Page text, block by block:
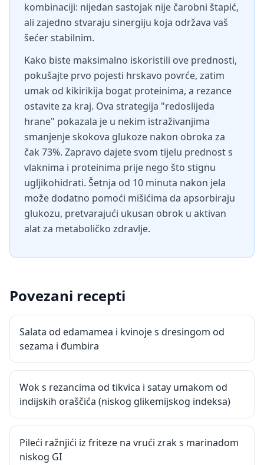
kombinaciji: nijedan sastojak nije čarobni štapić,
ali zajedno stvaraju sinergiju koja održava vaš
šećer stabilnim.
Kako biste maksimalno iskoristili ove prednosti,
pokušajte prvo pojesti hrskavo povrće, zatim
umak od kikirikija bogat proteinima, a rezance
ostavite za kraj. Ova strategija "redoslijeda
hrane" pokazala je u nekim istraživanjima
smanjenje skokova glukoze nakon obroka za
čak 73%. Zapravo dajete svom tijelu prednost s
vlaknima i proteinima prije nego što stignu
ugljikohidrati. Šetnja od 10 minuta nakon jela
može dodatno pomoći mišićima da apsorbiraju
glukozu, pretvarajući ukusan obrok u aktivan
alat za metaboličko zdravlje.
Povezani recepti
Salata od edamamea i kvinoje s dresingom od
sezama i đumbira
Wok s rezancima od tikvica i satay umakom od
indijskih oraščića (niskog glikemijskog indeksa)
Pileći ražnjići iz friteze na vrući zrak s marinadom
niskog GI